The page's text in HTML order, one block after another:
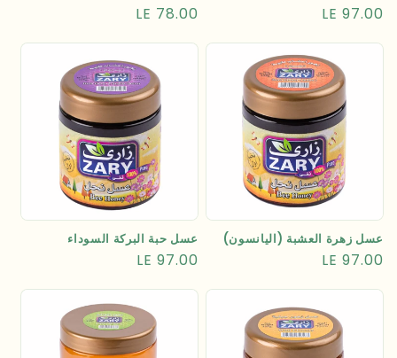
السعر
LE 97.00
السعر
LE 78.00
عسل زهرة العشبة (اليانسون)
السعر
LE 97.00
عسل حبة البركة السوداء
السعر
LE 97.00